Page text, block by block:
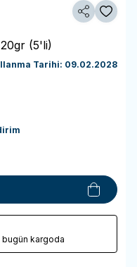
Paylaş
(5'li)
Tarihi: 09.02.2028
kargoda